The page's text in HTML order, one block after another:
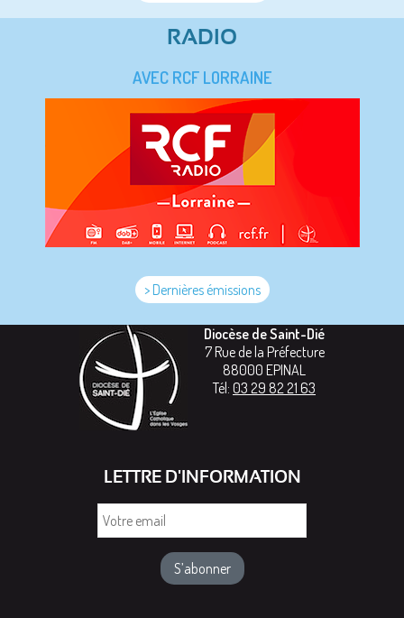
RADIO
AVEC RCF LORRAINE
> Dernières émissions
Diocèse de Saint-Dié
7 Rue de la Préfecture
88000 EPINAL
Tél: 03 29 82 21 63
LETTRE D'INFORMATION